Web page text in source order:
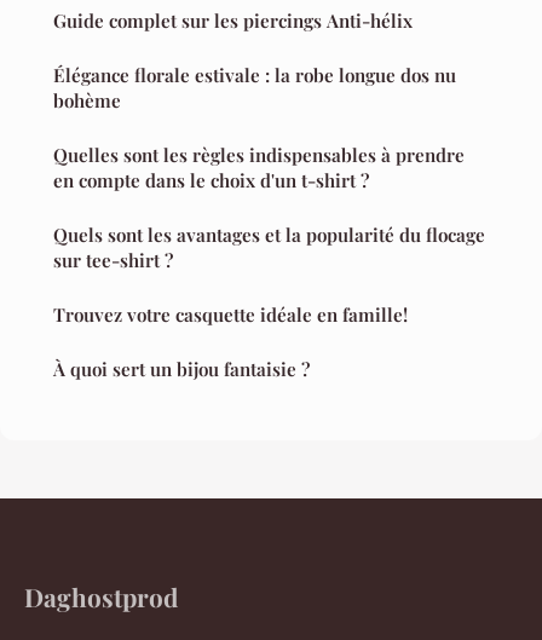
Guide complet sur les piercings Anti-hélix
Élégance florale estivale : la robe longue dos nu
bohème
Quelles sont les règles indispensables à prendre
en compte dans le choix d'un t-shirt ?
Quels sont les avantages et la popularité du flocage
sur tee-shirt ?
Trouvez votre casquette idéale en famille!
À quoi sert un bijou fantaisie ?
Daghostprod